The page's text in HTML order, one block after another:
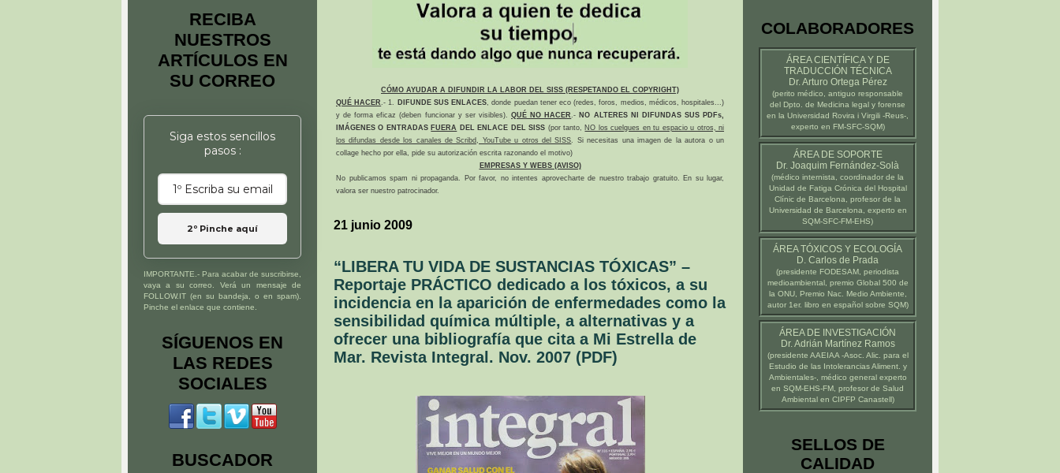
CÓMO AYUDAR A DIFUNDIR LA LABOR DEL SISS (RESPETANDO EL COPYRIGHT)
QUÉ HACER.- 1. DIFUNDE SUS ENLACES, donde puedan tener eco (redes, foros, medios, médicos, hospitales...)
y de forma eficaz (deben funcionar y ser visibles).QUÉ NO HACER.- NO ALTERES NI DIFUNDAS SUS PDFs,
IMÁGENES O ENTRADAS FUERA DEL ENLACE DEL SISS (por tanto, NO los cuelgues en tu espacio u otros, ni
los difundas desde los canales de Scribd, YouTube u otros del SISS. Si necesitas una imagen de la autora o un
collage hecho por ella, pide su autorización escrita razonando el motivo)
EMPRESAS Y WEBS (AVISO)
No publicamos spam ni propaganda. Por favor, no intentes aprovecharte de nuestro trabajo gratuito. En su lugar,
valora ser nuestro patrocinador.
21 junio 2009
“LIBERA TU VIDA DE SUSTANCIAS TÓXICAS” –
Reportaje PRÁCTICO dedicado a los tóxicos, a su
incidencia en la aparición de enfermedades como la
sensibilidad química múltiple, a alternativas y a
ofrecer una bibliografía que cita a Mi Estrella de
Mar. Revista Integral. Nov. 2007 (PDF)
RECIBA
NUESTROS
ARTÍCULOS EN
SU CORREO
Siga estos sencillos
pasos :
2º Pinche aquí
IMPORTANTE.- Para acabar de suscribirse,
vaya a su correo. Verá un mensaje de
FOLLOW.IT (en su bandeja, o en spam).
Pinche el enlace que contiene.
SÍGUENOS EN
LAS REDES
SOCIALES
BUSCADOR
COLABORADORES
ÁREA CIENTÍFICA Y DE
TRADUCCIÓN TÉCNICA
Dr. Arturo Ortega Pérez
(perito médico , antiguo responsable
del Dpto. de Medicina legal y forense
en la Universidad Rovira i Virgili -Reus-
experto en FM-SFC-SQM)
ÁREA DE SOPORTE
Dr. Joaquim Fernández-Solà
(médico internista, coordinador de la
Unidad de Fatiga Crónica del Hospital
Clínic de Barcelona , profesor de la
Universidad de Barcelona , experto en
SQM-SFC-FM-EHS)
ÁREA TÓXICOS Y ECOLOGÍA
D. Carlos de Prada
(presidente FODESAM , periodista
medioambiental, premio Global 500 de
la ONU, Premio Nac. Medio Ambiente,
autor 1er. libro en español sobre SQM)
ÁREA DE INVESTIGACIÓN
Dr. Adrián Martínez Ramos
(presidente AAEIAA-Asoc. Alic. para el
Estudio de las Intolerancias Aliment. y
Ambientales-, médico general experto
en SQM-EHS-FM, profesor de Salud
Ambiental en CIPFP Canastell)
SELLOS DE
CALIDAD